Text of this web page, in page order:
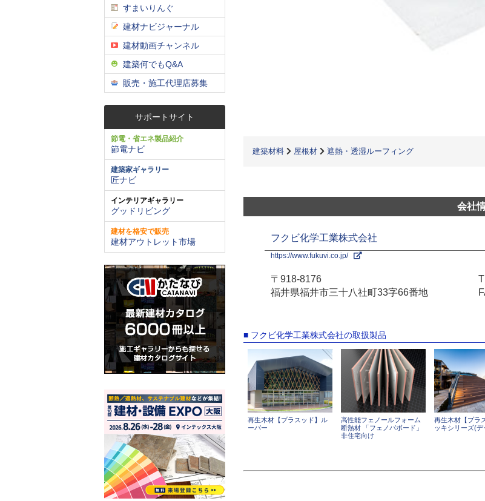
すまいりんぐ
建材ナビジャーナル
建材動画チャンネル
建築何でもQ&A
販売・施工代理店募集
サポートサイト
節電・省エネ製品紹介
節電ナビ
建築家ギャラリー
匠ナビ
インテリアギャラリー
グッドリビング
建材を格安で販売
建材アウトレット市場
建築材料 屋根材 遮熱・透湿ルーフィング
会社
フクビ化学工業株式会社
https://www.fukuvi.co.jp/
〒918-8176
福井県福井市三十八社町33字66番地
■ フクビ化学工業株式会社の取扱製品
再生木材【プラスッド】ル
ーバー
高性能フェノールフォーム
断熱材 「フェノバボード」
非住宅向け
再生木材【プラ
ッキシリーズ(デ